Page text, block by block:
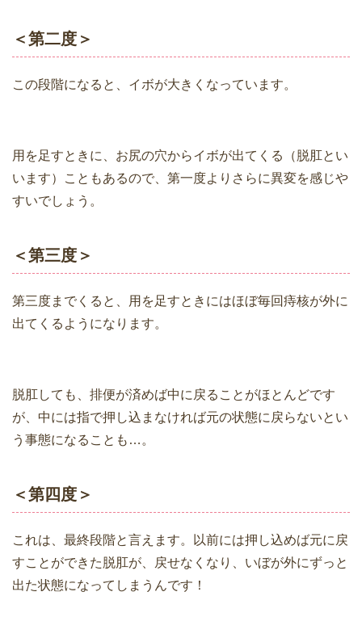
＜第二度＞
この段階になると、イボが大きくなっています。
用を足すときに、お尻の穴からイボが出てくる（脱肛とい
います）こともあるので、第一度よりさらに異変を感じや
すいでしょう。
＜第三度＞
第三度までくると、用を足すときにはほぼ毎回痔核が外に
出てくるようになります。
脱肛しても、排便が済めば中に戻ることがほとんどです
が、中には指で押し込まなければ元の状態に戻らないとい
う事態になることも…。
＜第四度＞
これは、最終段階と言えます。以前には押し込めば元に戻
すことができた脱肛が、戻せなくなり、いぼが外にずっと
出た状態になってしまうんです！